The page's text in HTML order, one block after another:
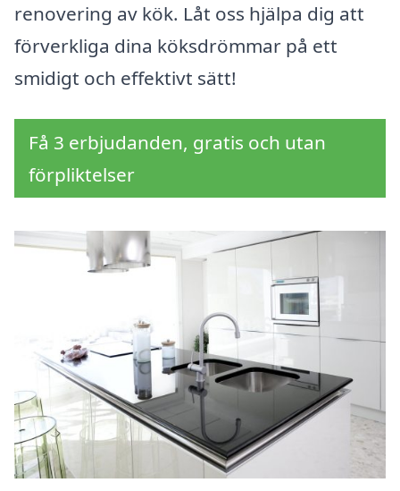
renovering av kök. Låt oss hjälpa dig att
förverkliga dina köksdrömmar på ett
smidigt och effektivt sätt!
Få 3 erbjudanden, gratis och utan
förpliktelser